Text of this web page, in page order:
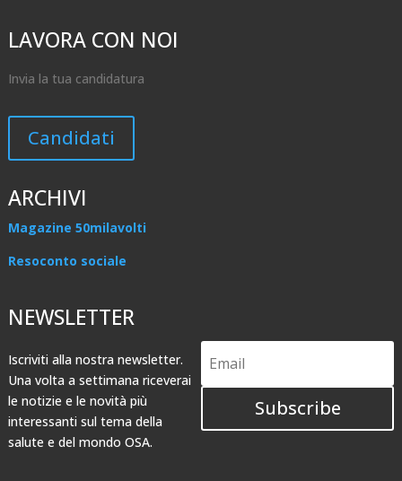
LAVORA CON NOI
Invia la tua candidatura
Candidati
ARCHIVI
Magazine 50milavolti
Resoconto sociale
NEWSLETTER
Iscriviti alla nostra newsletter.
Una volta a settimana riceverai
le notizie e le novità più
interessanti sul tema della
salute e del mondo OSA.
Subscribe